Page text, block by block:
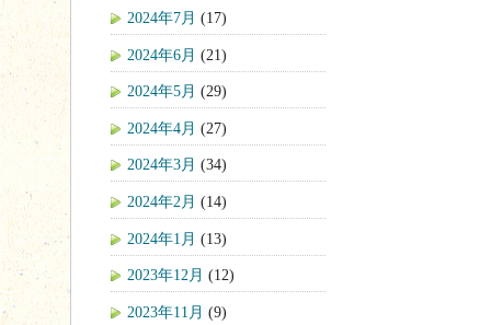
2024年7月 (17)
2024年6月 (21)
2024年5月 (29)
2024年4月 (27)
2024年3月 (34)
2024年2月 (14)
2024年1月 (13)
2023年12月 (12)
2023年11月 (9)